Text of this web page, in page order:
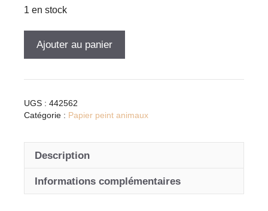
1 en stock
peint
Phoebe
beige
motif
floral
oiseaux
Ajouter au panier
UGS : 442562
Catégorie : Papier peint animaux
Description
Informations complémentaires